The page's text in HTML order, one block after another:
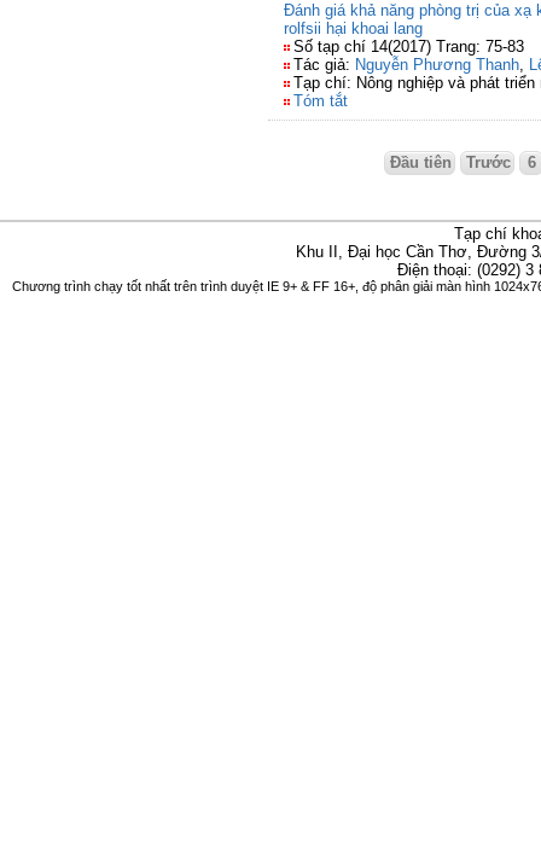
Đánh giá khả năng phòng trị của xạ
rolfsii hại khoai lang
Số tạp chí 14(2017) Trang: 75-83
Tác giả: Nguyễn Phương Thanh,
Tạp chí: Nông nghiệp và phát triển
Tóm tắt
Đầu tiên Trước 6
Tạp chí
Khu II, Đại học Cần Thơ, Đường
Điện thoại: (0292)
Chương trình chạy tốt nhất trên trình duyệt IE 9+ & FF 16+, độ phân giải màn hình